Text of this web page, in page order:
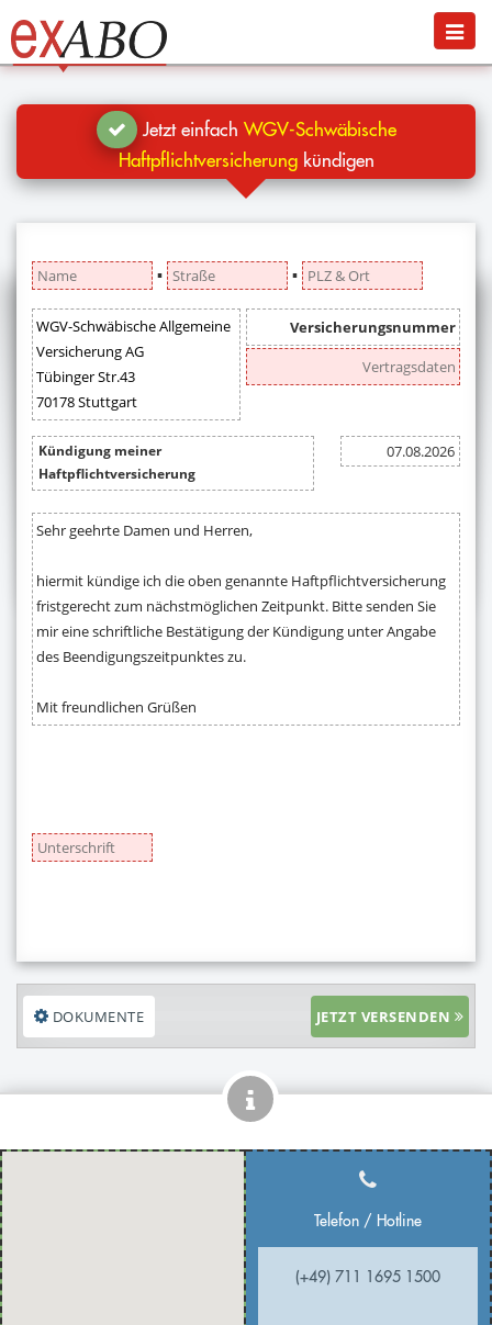
Jetzt kündigen
Blog
Hilfe
Anmelden
Menü
Jetzt einfach WGV-Schwäbische
Haftpflichtversicherungkündigen
▪ ▪
DOKUMENTE JETZT VERSENDEN
Telefon / Hotline
(+49) 711 1695 1500